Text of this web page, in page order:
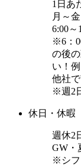
1日あ
月～金
6:00～
※6：
の後
い！
他社
※週2
休日・休暇
週休2
GW・
※シフ